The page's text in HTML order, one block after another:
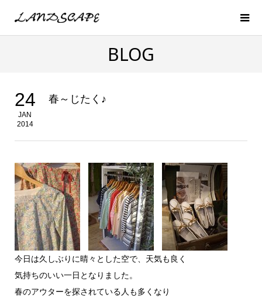
BLOG
24
JAN
2014
春～じたく♪
今日は久しぶりに晴々とした空で、天気も良く
気持ちのいい一日となりました。
春のアウターを探されている人も多くなり